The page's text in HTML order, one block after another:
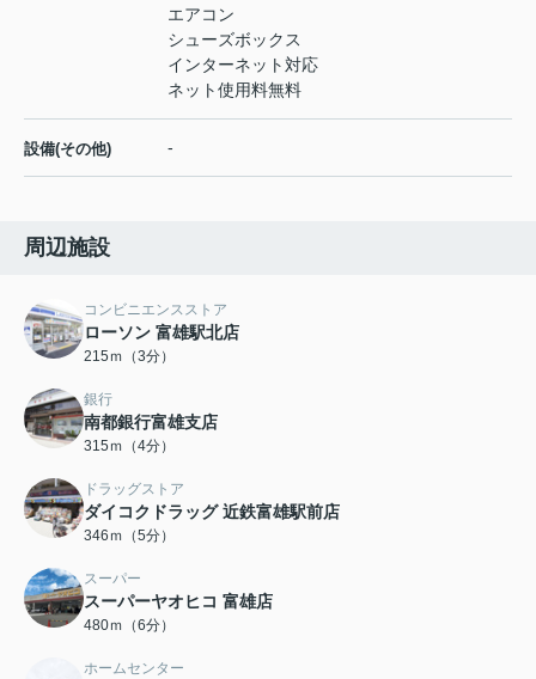
エアコン
シューズボックス
インターネット対応
ネット使用料無料
設備(その他) -
周辺施設
コンビニエンスストア
ローソン 富雄駅北店
215ｍ（3分）
銀行
南都銀行富雄支店
315ｍ（4分）
ドラッグストア
ダイコクドラッグ 近鉄富雄駅前店
346ｍ（5分）
スーパー
スーパーヤオヒコ 富雄店
480ｍ（6分）
ホームセンター